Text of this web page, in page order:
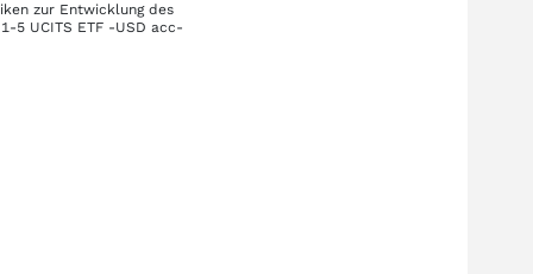
zur Entwicklung des
5 UCITS ETF -USD acc-